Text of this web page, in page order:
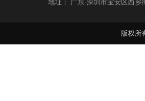
地址： 广东·深圳市宝安区西
版权所